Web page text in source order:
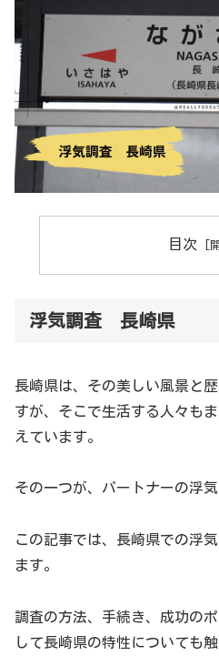
目次
浮気調査 長崎県
長崎県は、その美しい風景と
すが、そこで生活する人々も
えています。
その一つが、パートナーの浮気
この記事では、長崎県での浮
ます。
調査の方法、手続き、成功の
して長崎県の特性についても触